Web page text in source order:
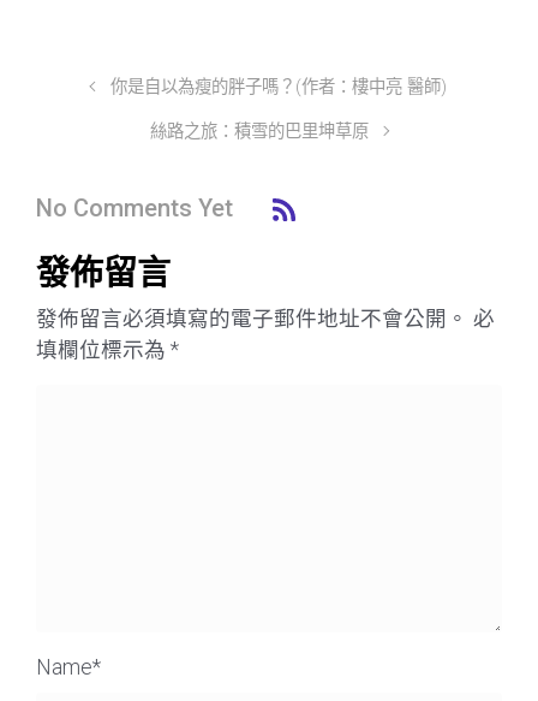
你是自以為瘦的胖子嗎？(作者：樓中亮 醫師)
絲路之旅：積雪的巴里坤草原
No Comments Yet
發佈留言
發佈留言必須填寫的電子郵件地址不會公開。 必
填欄位標示為 *
Name*